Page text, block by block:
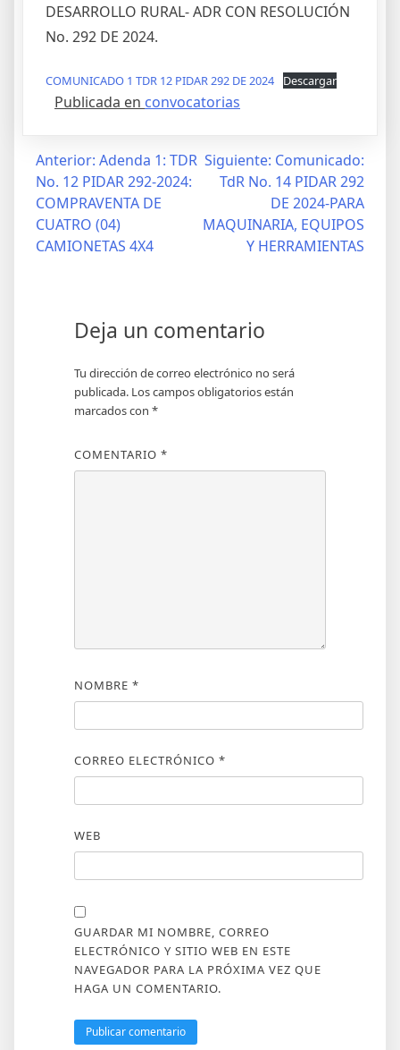
DESARROLLO RURAL- ADR CON RESOLUCIÓN
No. 292 DE 2024.
COMUNICADO 1 TDR 12 PIDAR 292 DE 2024 Descargar
Publicada en convocatorias
Anterior: Adenda 1: TDR
No. 12 PIDAR 292-2024:
COMPRAVENTA DE
CUATRO (04)
CAMIONETAS 4X4
Siguiente: Comunicado:
TdR No. 14 PIDAR 292
DE 2024-PARA
MAQUINARIA, EQUIPOS
Y HERRAMIENTAS
Deja un comentario
Tu dirección de correo electrónico no será
publicada. Los campos obligatorios están
marcados con *
COMENTARIO *
NOMBRE *
CORREO ELECTRÓNICO *
WEB
GUARDAR MI NOMBRE, CORREO
ELECTRÓNICO Y SITIO WEB EN ESTE
NAVEGADOR PARA LA PRÓXIMA VEZ QUE
HAGA UN COMENTARIO.